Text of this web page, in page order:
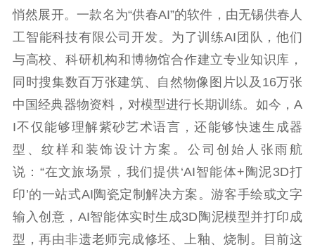
悄然展开。一款名为“供春AI”的软件，由无锡供春人
工智能科技有限公司开发。为了训练AI团队，他们
与高校、科研机构和博物馆合作建立专业知识库，
同时搜集数百万张建筑、自然物像图片以及16万张
中国经典器物资料，对模型进行长期训练。如今，A
I不仅能够理解紫砂艺术语言，还能够快速生成器
型、纹样和装饰设计方案。公司创始人张雨航
说：“在文旅场景，我们提供‘AI智能体+陶泥3D打
印’的一站式AI陶瓷定制解决方案。游客手绘或文字
输入创意，AI智能体实时生成3D陶泥模型并打印成
型，再由非遗老师完成修坯、上釉、烧制。目前这